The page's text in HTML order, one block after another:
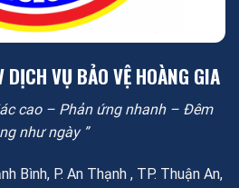
VỤ BẢO VỆ HOÀNG GIA
cao – Phản ứng nhanh – Đêm
như ngày ”
Bình, P. An Thạnh , TP. Thuận An,